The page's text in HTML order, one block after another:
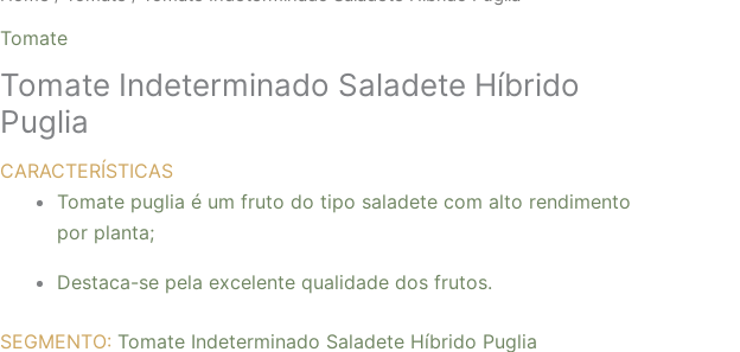
Tomate
Tomate Indeterminado Saladete Híbrido
Puglia
CARACTERÍSTICAS
Tomate puglia é um fruto do tipo saladete com alto rendimento
por planta;
Destaca-se pela excelente qualidade dos frutos.
SEGMENTO: Tomate Indeterminado Saladete Híbrido Puglia